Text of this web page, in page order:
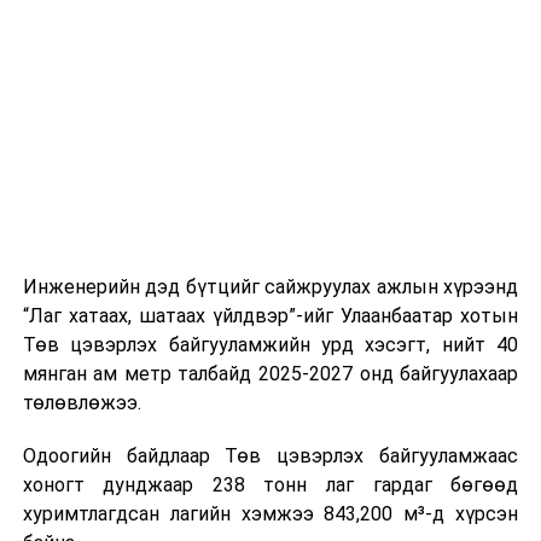
өдөр тутмын ажлын бэлэн байдлыг хангах зэрэг
практик ур чадварыг сургалтын хөтөлбөрт тусгажээ.
Сургалтыг танилцуулах лекц, асуулт-хариулт,
жишээнд суурилсан сургалт, багаар ажиллах дасгал,
танилцах, онцгой нөхцөлд ажиллах дадлага зэрэг
онол, практик хосолсон хэлбэрээр зохион байгуулж
байна.
Инженерийн дэд бүтцийг сайжруулах ажлын хүрээнд
“Лаг хатаах, шатаах үйлдвэр”-ийг Улаанбаатар хотын
Төв цэвэрлэх байгууламжийн урд хэсэгт, нийт 40
мянган ам метр талбайд 2025-2027 онд байгуулахаар
төлөвлөжээ.
Одоогийн байдлаар Төв цэвэрлэх байгууламжаас
хоногт дунджаар 238 тонн лаг гардаг бөгөөд
хуримтлагдсан лагийн хэмжээ 843,200 м³-д хүрсэн